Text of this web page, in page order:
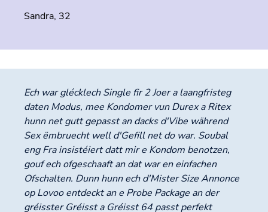
Sandra, 32
Ech war glécklech Single fir 2 Joer a laangfristeg
daten Modus, mee Kondomer vun Durex a Ritex
hunn net gutt gepasst an dacks d'Vibe während
Sex ëmbruecht well d'Gefill net do war. Soubal
eng Fra insistéiert datt mir e Kondom benotzen,
gouf ech ofgeschaaft an dat war en einfachen
Ofschalten. Dunn hunn ech d'Mister Size Annonce
op Lovoo entdeckt an e Probe Package an der
gréisster Gréisst a Gréisst 64 passt perfekt